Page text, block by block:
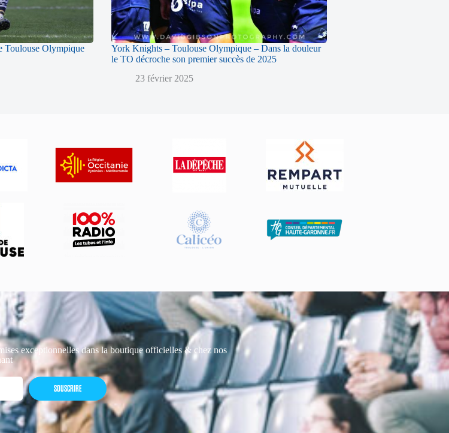
Toulouse Olympique
York Knights – Toulouse Olympique – Dans la douleur
le TO décroche son premier succès de 2025
23 février 2025
exceptionnelles dans la boutique officielles & chez nos
SOUSCRIRE